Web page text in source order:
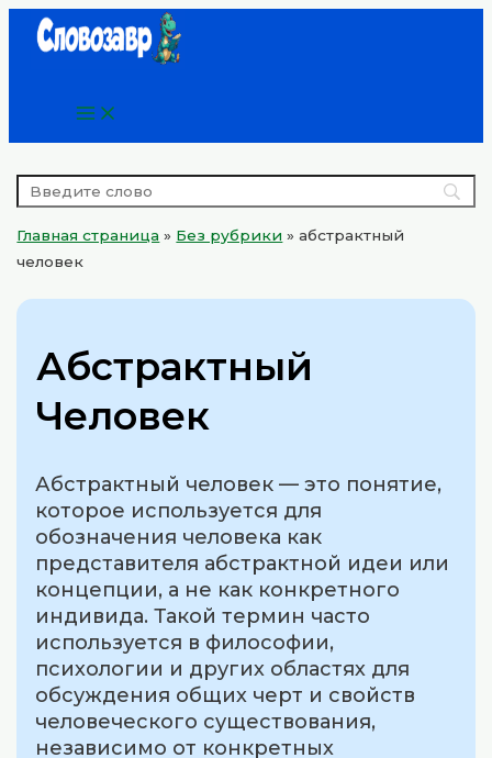
ПерейтиMain
Главная страница » Без рубрики »абстрактный
человек
Абстрактный
Человек
Абстрактный человек — это понятие,
которое используется для
обозначения человека как
представителя абстрактной идеи или
концепции, а не как конкретного
индивида. Такой термин часто
используется в философии,
психологии и других областях для
обсуждения общих черт и свойств
человеческого существования,
независимо от конкретных